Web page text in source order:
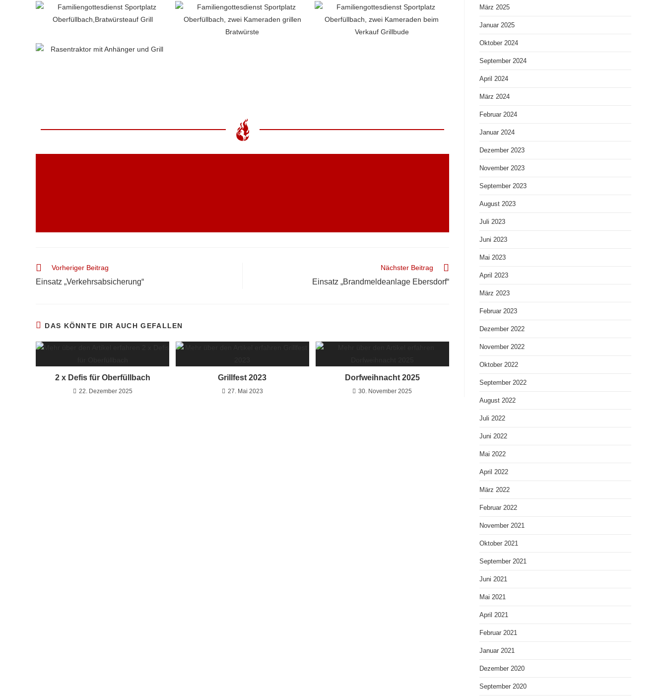
Vorheriger Beitrag
Einsatz „Verkehrsabsicherung“
Nächster Beitrag
Einsatz „Brandmeldeanlage Ebersdorf“
DAS KÖNNTE DIR AUCH GEFALLEN
2 x Defis für Oberfüllbach
22. Dezember 2025
Grillfest 2023
27. Mai 2023
Dorfweihnacht 2025
30. November 2025
März 2025
Januar 2025
Oktober 2024
September 2024
April 2024
März 2024
Februar 2024
Januar 2024
Dezember 2023
November 2023
September 2023
August 2023
Juli 2023
Juni 2023
Mai 2023
April 2023
März 2023
Februar 2023
Dezember 2022
November 2022
Oktober 2022
September 2022
August 2022
Juli 2022
Juni 2022
Mai 2022
April 2022
März 2022
Februar 2022
November 2021
Oktober 2021
September 2021
Juni 2021
Mai 2021
April 2021
Februar 2021
Januar 2021
Dezember 2020
September 2020